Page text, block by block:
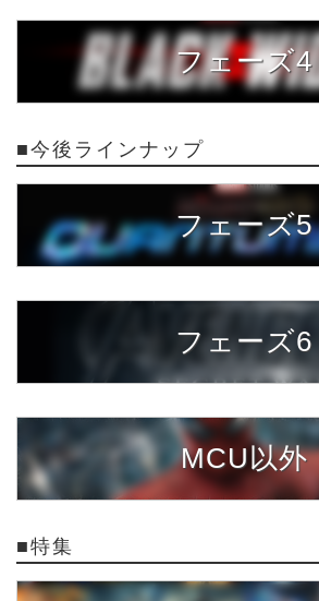
フェーズ4
■今後ラインナップ
フェーズ5
フェーズ6
MCU以外
■特集